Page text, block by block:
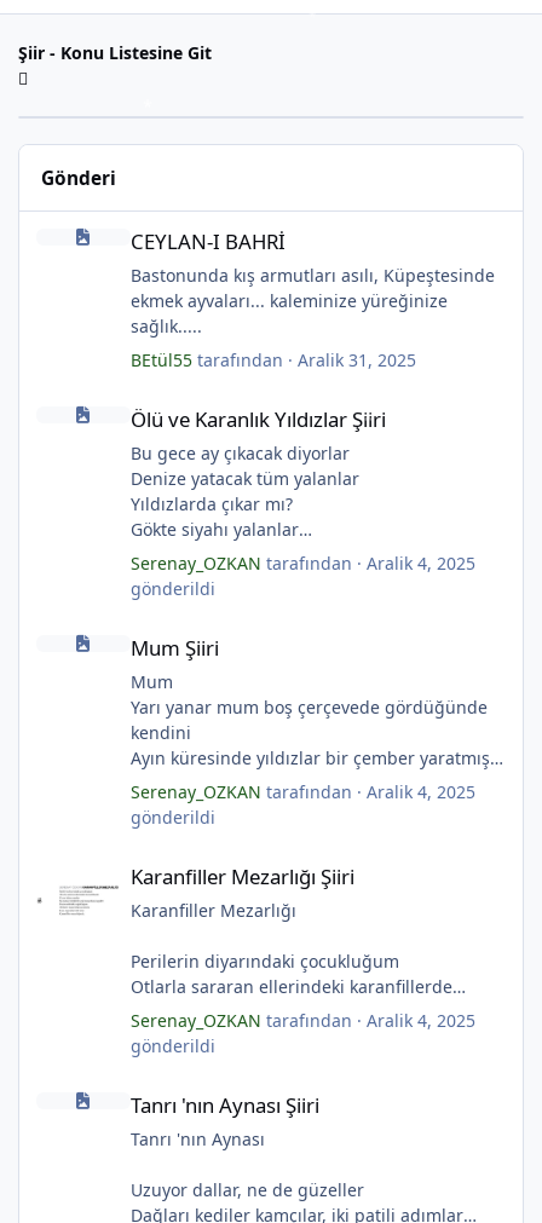
Şiir - Konu Listesine Git
Gönderi
CEYLAN-I BAHRİ
CEYLAN-I BAHRİ
Bastonunda kış armutları asılı, Küpeştesinde
ekmek ayvaları... kaleminize yüreğinize
sağlık.....
BEtül55tarafından · Aralik 31, 2025
Ölü ve Karanlık Yıldızlar Şiiri
Ölü ve Karanlık Yıldızlar Şiiri
Bu gece ay çıkacak diyorlar
Denize yatacak tüm yalanlar
Yıldızlarda çıkar mı?
Gökte siyahı yalanlar
Ölü ve karanlık yıldızlar
Ayı sarhoş etmişler
Ay kesilmiş kızıl, kızıl
(Serenay Özkan, Viata)
Serenay_OZKAN tarafından · Aralik 4, 2025
gönderildi
Mum Şiiri
Mum Şiiri
Mum
Yarı yanar mum boş çerçevede gördüğünde
kendini
Ayın küresinde yıldızlar bir çember yaratmış
Çocukların rüyalarını.
Gıcırdayan tahta evimizdeki mumlar
Bizi bizlere gösteren fenermiş.
Fenerler bir başka yanarmış.
Hayalin gerçeğinde susmayan sesini
Aşıklar evlerinde ailelerini sayarmış.
Sular ateşi söndürür derler
Aşıklar evinde ateş yükselirmiş
Çerçeveler bir olur, sokaklar birleştiğinde
Evler bir olur aşıklar evinde.
(Serenay Özkan)
Serenay_OZKAN tarafından · Aralik 4, 2025
gönderildi
Karanfiller Mezarlığı Şiiri
Karanfiller Mezarlığı
Perilerin diyarındaki çocukluğum
Otlarla sararan ellerindeki karanfillerde
Yarım kalan anneler
Pas tutan yüreklerle yeşil mezarlıkta hayaller
Tuzlu nehirdeki soğukluğum
Kuru topraklar küf tutar
Karanfiller mezarlığında.
"Karanfiller Mezarlığı" adlı şiiri Yaşama Uğraşı
Serenay_OZKAN tarafından · Aralik 4, 2025
gönderildi
Tanrı 'nın Aynası Şiiri
Tanrı 'nın Aynası Şiiri
Tanrı 'nın Aynası
Uzuyor dallar, ne de güzeller
Dağları kediler kamçılar, iki patili adımlar
*
*
*
*
*
*